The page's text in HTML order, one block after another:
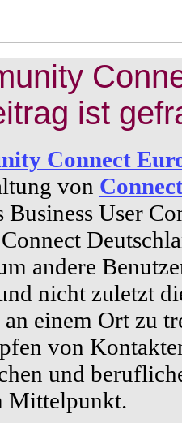
ist
Connect
von
Business User
andere
nicht zuletzt
an einem Ort zu
von
und
Mittelpunkt.